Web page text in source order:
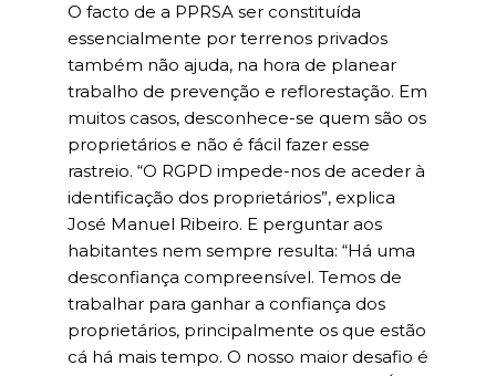
O facto de a PPRSA ser constituída
essencialmente por terrenos privados
também não ajuda, na hora de planear
trabalho de prevenção e reflorestação. Em
muitos casos, desconhece-se quem são os
proprietários e não é fácil fazer esse
rastreio. “O RGPD impede-nos de aceder à
identificação dos proprietários”, explica
José Manuel Ribeiro. E perguntar aos
habitantes nem sempre resulta: “Há uma
desconfiança compreensível. Temos de
trabalhar para ganhar a confiança dos
proprietários, principalmente os que estão
cá há mais tempo. O nosso maior desafio é